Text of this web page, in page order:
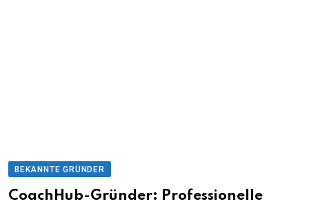
BEKANNTE GRÜNDER
CoachHub-Gründer: Professionelle